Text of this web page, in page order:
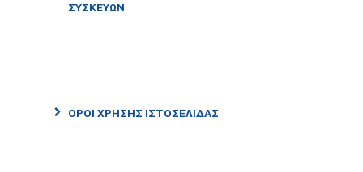
ΣΥΣΚΕΥΏΝ
ΌΡΟΙ ΧΡΉΣΗΣ ΙΣΤΟΣΕΛΊΔΑΣ